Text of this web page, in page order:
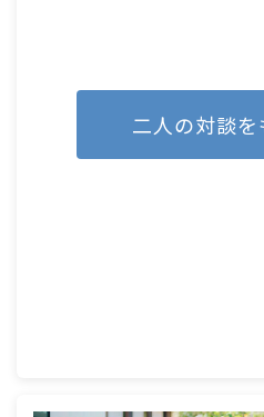
二人の対談